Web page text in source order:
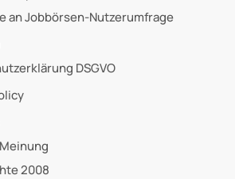
an Jobbörsen-Nutzerumfrage
DSGVO
2008